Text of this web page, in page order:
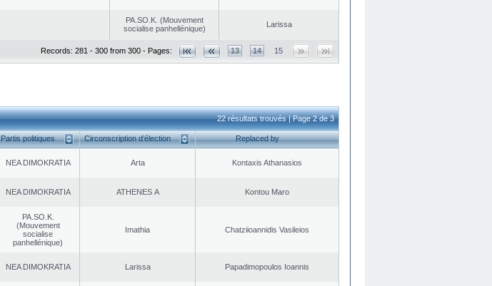
PA.SO.K. (Mouvement
socialise panhellénique)
Larissa
Records: 281 - 300 from 300 - Pages: 13 14 15
22 résultats trouvés | Page 2 de 3
Partis politiques Circonscription d’élection Replaced by
NEA DΙMOKRATIA Arta Kontaxis Athanasios
NEA DΙMOKRATIA ATHENES Α Kontou Maro
PA.SO.K.
(Mouvement
socialise
panhellénique)
Imathia Chatziioannidis Vasileios
NEA DΙMOKRATIA Larissa Papadimopoulos Ioannis